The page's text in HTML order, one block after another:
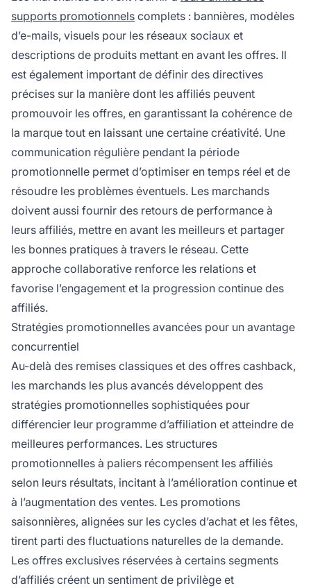
supports promotionnels complets : bannières, modèles
d’e-mails, visuels pour les réseaux sociaux et
descriptions de produits mettant en avant les offres. Il
est également important de définir des directives
précises sur la manière dont les affiliés peuvent
promouvoir les offres, en garantissant la cohérence de
la marque tout en laissant une certaine créativité. Une
communication régulière pendant la période
promotionnelle permet d’optimiser en temps réel et de
résoudre les problèmes éventuels. Les marchands
doivent aussi fournir des retours de performance à
leurs affiliés, mettre en avant les meilleurs et partager
les bonnes pratiques à travers le réseau. Cette
approche collaborative renforce les relations et
favorise l’engagement et la progression continue des
affiliés.
Stratégies promotionnelles avancées pour un avantage
concurrentiel
Au-delà des remises classiques et des offres cashback,
les marchands les plus avancés développent des
stratégies promotionnelles sophistiquées pour
différencier leur programme d’affiliation et atteindre de
meilleures performances. Les structures
promotionnelles à paliers récompensent les affiliés
selon leurs résultats, incitant à l’amélioration continue et
à l’augmentation des ventes. Les promotions
saisonnières, alignées sur les cycles d’achat et les fêtes,
tirent parti des fluctuations naturelles de la demande.
Les offres exclusives réservées à certains segments
d’affiliés créent un sentiment de privilège et